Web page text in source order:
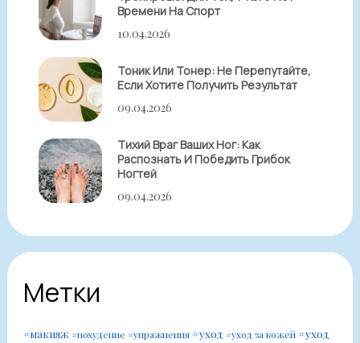
Времени На Спорт
10.04.2026
Тоник Или Тонер: Не Перепутайте,
Если Хотите Получить Результат
09.04.2026
Тихий Враг Ваших Ног: Как
Распознать И Победить Грибок
Ногтей
09.04.2026
Метки
#макияж #похудение #упражнения #уход #уход за кожей #уход